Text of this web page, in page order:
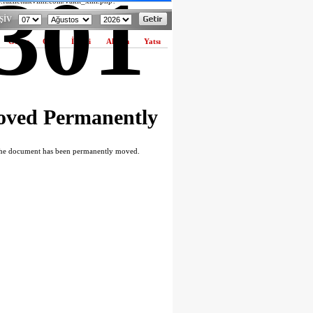
in
diyarbakirhabermerkezi.com/httpdocs/formlar/namaz.php
Güneş Öğle İkindi Akşam Yatsı
Permanently
document has been permanently moved.